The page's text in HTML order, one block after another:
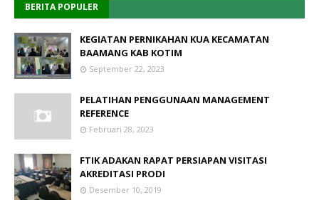
BERITA POPULER
KEGIATAN PERNIKAHAN KUA KECAMATAN
BAAMANG KAB KOTIM
September 22, 2023
PELATIHAN PENGGUNAAN MANAGEMENT
REFERENCE
Februari 28, 2023
FTIK ADAKAN RAPAT PERSIAPAN VISITASI
AKREDITASI PRODI
Desember 10, 2019